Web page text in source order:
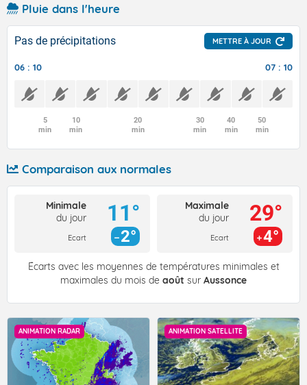
Pluie dans l'heure
Pas de précipitations METTRE À JOUR
06 : 10 07 : 10
5
min
10
min
20
min
30
min
40
min
50
min
Comparaison aux normales
Minimale
du jour
Ecart
11°
2°
Maximale
du jour
Ecart
29°
4°
Écarts avec les moyennes de températures minimales et
maximales du mois de août sur Aussonce
ANIMATION RADAR ANIMATION SATELLITE